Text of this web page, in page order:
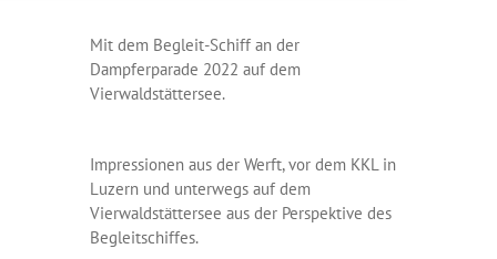
Mit dem Begleit-Schiff an der
Dampferparade 2022 auf dem
Vierwaldstättersee.
Impressionen aus der Werft, vor dem KKL in
Luzern und unterwegs auf dem
Vierwaldstättersee aus der Perspektive des
Begleitschiffes.